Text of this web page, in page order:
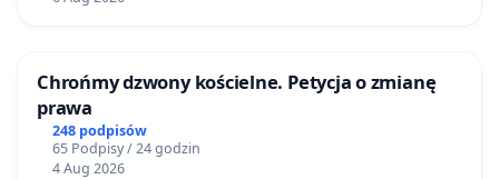
Chrońmy dzwony kościelne. Petycja o zmianę
prawa
248 podpisów
65 Podpisy / 24 godzin
4 Aug 2026